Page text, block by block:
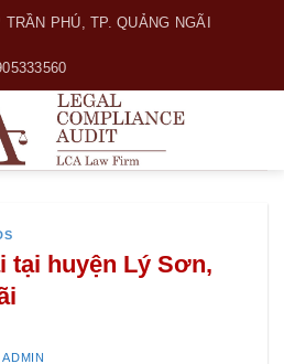
PHÚ, TP. QUẢNG NGÃI
tại huyện Lý Sơn,
ADMIN